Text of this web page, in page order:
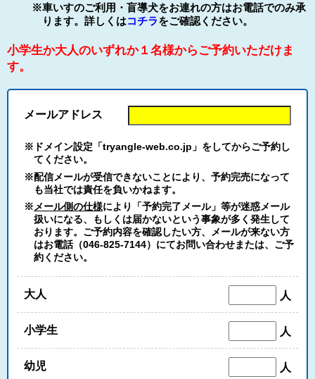
※車いすのご利用・盲導犬をお連れの方はお電話でのみ承
ります。詳しくはコチラをご確認ください。
小学生か大人のいずれか１名様からご予約いただけま
す。
メールアドレス
※ドメイン設定「tryangle-web.co.jp」をしてからご予約し
てください。
※配信メールが受信できないことにより、予約完売になって
も当社では責任を負いかねます。
※メール側の仕様により「予約完了メール」等が迷惑メール
扱いになる、もしくは届かないという事象が多く発生して
おります。ご予約内容を確認したい方、メールが来ない方
はお電話（046-825-7144）にてお問い合わせまたは、ご予
約ください。
大人 人
小学生 人
幼児 人